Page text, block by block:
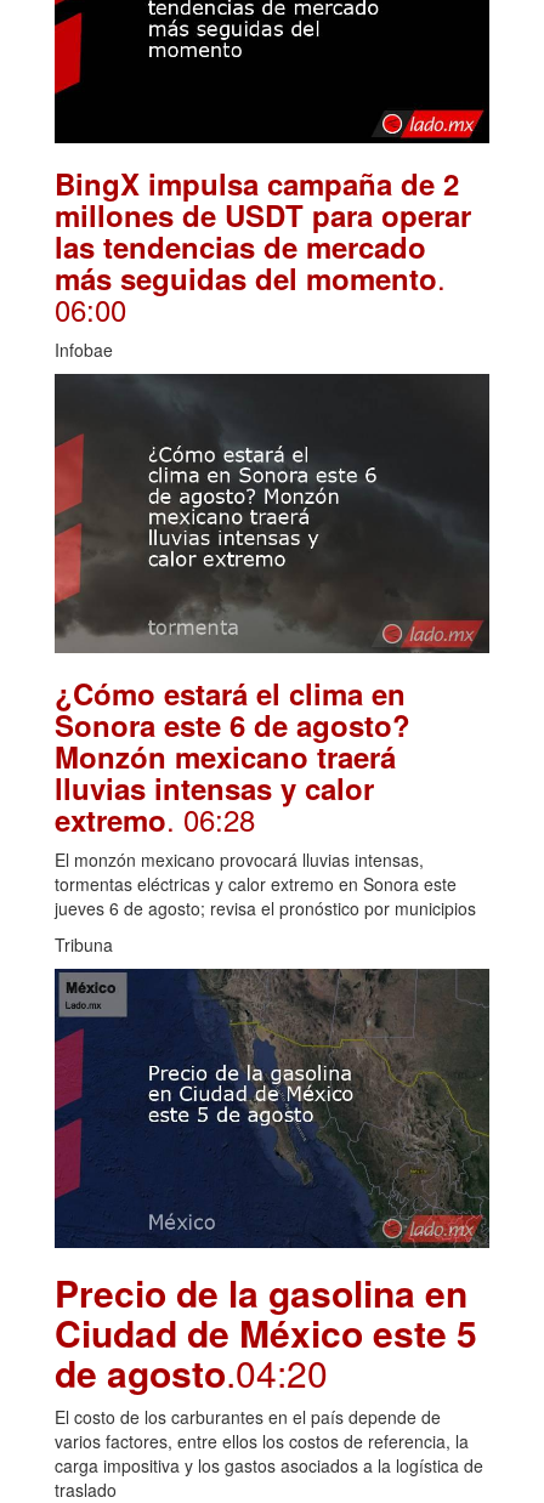
BingX impulsa campaña de 2
millones de USDT para operar
las tendencias de mercado
más seguidas del momento.
06:00
Infobae
¿Cómo estará el clima en
Sonora este 6 de agosto?
Monzón mexicano traerá
lluvias intensas y calor
extremo. 06:28
El monzón mexicano provocará lluvias intensas,
tormentas eléctricas y calor extremo en Sonora este
jueves 6 de agosto; revisa el pronóstico por municipios
Tribuna
Precio de la gasolina en
Ciudad de México este 5
de agosto.04:20
El costo de los carburantes en el país depende de
varios factores, entre ellos los costos de referencia, la
carga impositiva y los gastos asociados a la logística de
traslado